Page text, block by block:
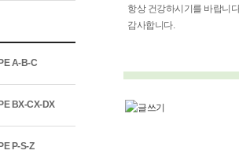
A-B-C
BX-CX-DX
P-S-Z
항상 건강하시기를 바랍니
감사합니다.